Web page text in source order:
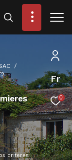
Fr
0
critères